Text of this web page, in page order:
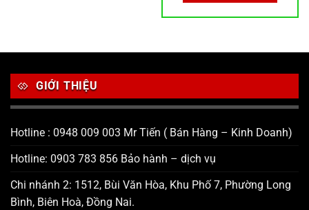
GIỚI THIỆU
Hotline : 0948 009 003 Mr Tiến ( Bán Hàng – Kinh Doanh)
Hotline: 0903 783 856 Bảo hành – dịch vụ
Chi nhánh 2: 1512, Bùi Văn Hòa, Khu Phố 7, Phường Long
Bình, Biên Hoà, Đồng Nai.